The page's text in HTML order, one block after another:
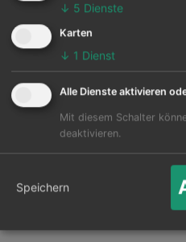
Die Karte zeigt die 25
↓ 5 Dienste
Karten
↓ 1 Dienst
Alle Dienste aktivieren
Mit diesem Schalter
deaktivieren.
Speichern